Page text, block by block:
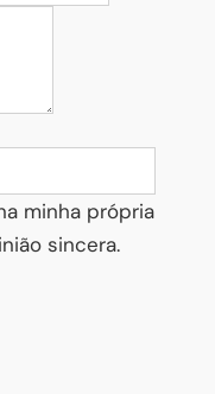
minha própria
sincera.